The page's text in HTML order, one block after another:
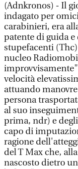
(Adnkronos) - Il
indagato per
carabinieri, era
patente di guida e
stupefacenti
nucleo
velocità
attuando
persona
al suo
prima, ndr) e
capo di
ragione
del T Max che,
nascosto dietro